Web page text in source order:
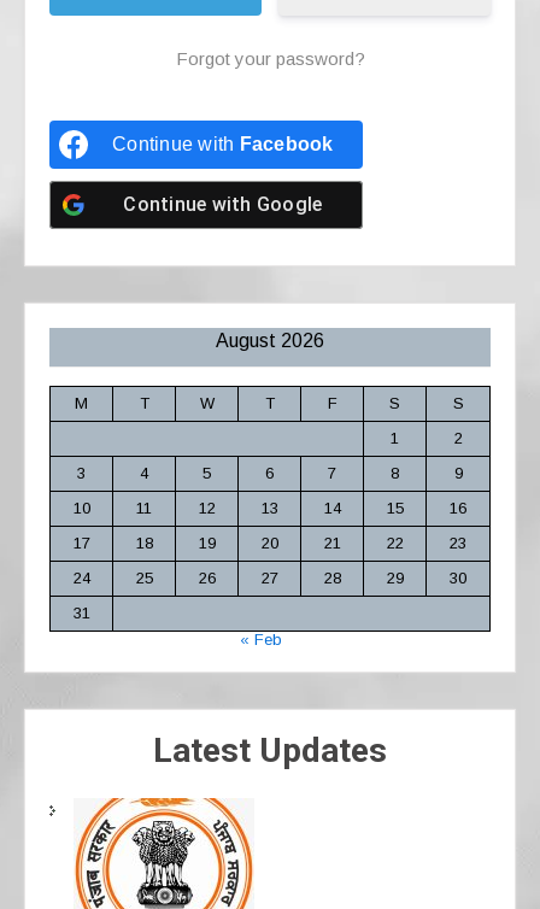
Forgot your password?
Continue with Facebook
Continue with Google
August 2026
M T W T F S
S
1
2
3
4 5 6 7 8
9
10
11 12 13 14 15
16
17
18 19 20 21 22
23
24
25 26 27 28 29
30
31
« Feb
Latest Updates